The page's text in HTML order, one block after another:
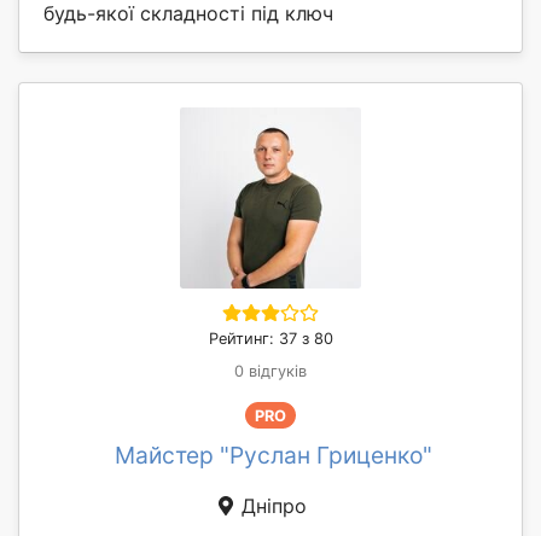
будь-якої складності під ключ
Рейтинг: 37 з 80
0 відгуків
PRO
Майстер "Руслан Гриценко"
Дніпро